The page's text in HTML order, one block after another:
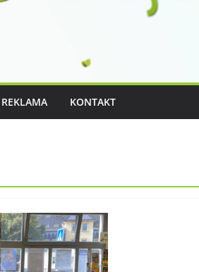
REKLAMA KONTAKT